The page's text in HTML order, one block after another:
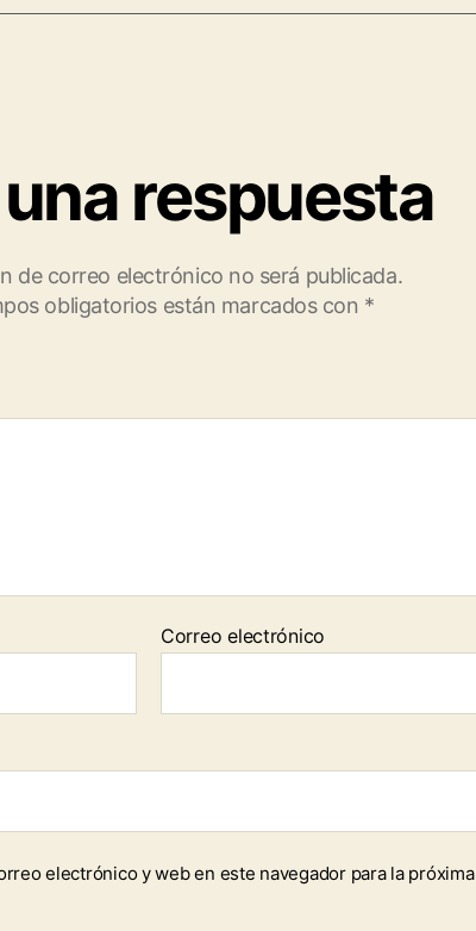
respuesta
de correo electrónico no será publicada.
obligatorios están marcados con *
Correo electrónico
electrónico y web en este navegador para la próxima